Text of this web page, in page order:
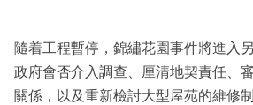
隨着工程暫停，錦繡花園事件將進入
政府會否介入調查、厘清地契責任、
關係，以及重新檢討大型屋苑的維修制